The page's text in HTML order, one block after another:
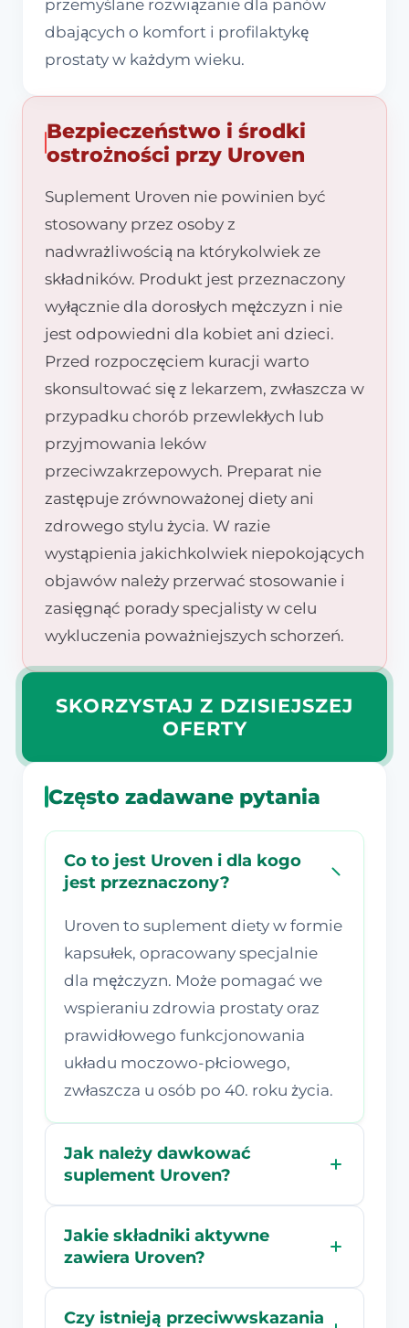
przemyślane rozwiązanie dla panów
dbających o komfort i profilaktykę
prostaty w każdym wieku.
Bezpieczeństwo i środki
ostrożności przy Uroven
Suplement Uroven nie powinien być
stosowany przez osoby z
nadwrażliwością na którykolwiek ze
składników. Produkt jest przeznaczony
wyłącznie dla dorosłych mężczyzn i nie
jest odpowiedni dla kobiet ani dzieci.
Przed rozpoczęciem kuracji warto
skonsultować się z lekarzem, zwłaszcza w
przypadku chorób przewlekłych lub
przyjmowania leków
przeciwzakrzepowych. Preparat nie
zastępuje zrównoważonej diety ani
zdrowego stylu życia. W razie
wystąpienia jakichkolwiek niepokojących
objawów należy przerwać stosowanie i
zasięgnąć porady specjalisty w celu
wykluczenia poważniejszych schorzeń.
SKORZYSTAJ Z DZISIEJSZEJ
OFERTY
Często zadawane pytania
Co to jest Uroven i dla kogo
jest przeznaczony?
Uroven to suplement diety w formie
kapsułek, opracowany specjalnie
dla mężczyzn. Może pomagać we
wspieraniu zdrowia prostaty oraz
prawidłowego funkcjonowania
układu moczowo-płciowego,
zwłaszcza u osób po 40. roku życia.
Jak należy dawkować
suplement Uroven?
Jakie składniki aktywne
zawiera Uroven?
Czy istnieją przeciwwskazania